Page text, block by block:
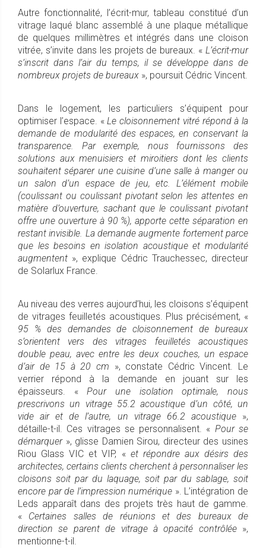
Autre fonctionnalité, l’écrit-mur, tableau constitué d’un
vitrage laqué blanc assemblé à une plaque métallique
de quelques millimètres et intégrés dans une cloison
vitrée, s’invite dans les projets de bureaux. « L’écrit-mur
s’inscrit dans l’air du temps, il se développe dans de
nombreux projets de bureaux », poursuit Cédric Vincent.
Dans le logement, les particuliers s’équipent pour
optimiser l’espace. «Le cloisonnement vitré répond à la
demande de modularité des espaces, en conservant la
transparence. Par exemple, nous fournissons des
solutions aux menuisiers et miroitiers dont les clients
souhaitent séparer une cuisine d’une salle à manger ou
un salon d’un espace de jeu, etc. L’élément mobile
(coulissant ou coulissant pivotant selon les attentes en
matière d’ouverture, sachant que le coulissant pivotant
offre une ouverture à 90 %), apporte cette séparation en
restant invisible. La demande augmente fortement parce
que les besoins en isolation acoustique et modularité
augmentent », explique Cédric Trauchessec, directeur
de Solarlux France.
Au niveau des verres aujourd’hui, les cloisons s’équipent
de vitrages feuilletés acoustiques. Plus précisément, «
95 % des demandes de cloisonnement de bureaux
s’orientent vers des vitrages feuilletés acoustiques
double peau, avec entre les deux couches, un espace
d’air de 15 à 20 cm », constate Cédric Vincent. Le
verrier répond à la demande en jouant sur les
épaisseurs. «Pour une isolation optimale, nous
prescrivons un vitrage 55.2 acoustique d’un côté, un
vide air et de l’autre, un vitrage 66.2 acoustique»,
détaille-t-il. Ces vitrages se personnalisent. « Pour se
démarquer», glisse Damien Sirou, directeur des usines
Riou Glass VIC et VIP, « et répondre aux désirs des
architectes, certains clients cherchent à personnaliser les
cloisons soit par du laquage, soit par du sablage, soit
encore par de l’impression numérique ». L’intégration de
Leds apparaît dans des projets très haut de gamme.
« Certaines salles de réunions et des bureaux de
direction se parent de vitrage à opacité contrôlée»,
mentionne-t-il.